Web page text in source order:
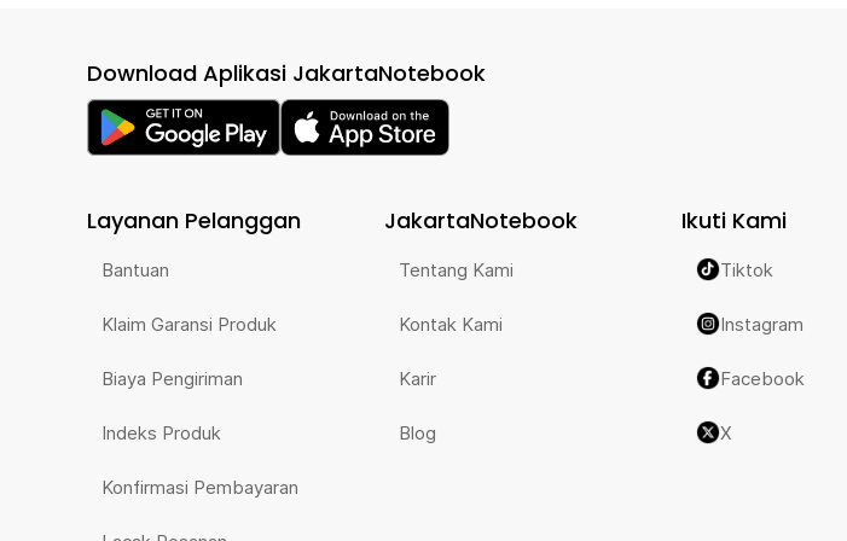
Download Aplikasi JakartaNotebook
Layanan Pelanggan
Bantuan
Klaim Garansi Produk
Biaya Pengiriman
Indeks Produk
Konfirmasi Pembayaran
JakartaNotebook
Tentang Kami
Kontak Kami
Karir
Blog
Ikuti Kami
Tiktok
Instagram
Facebook
X